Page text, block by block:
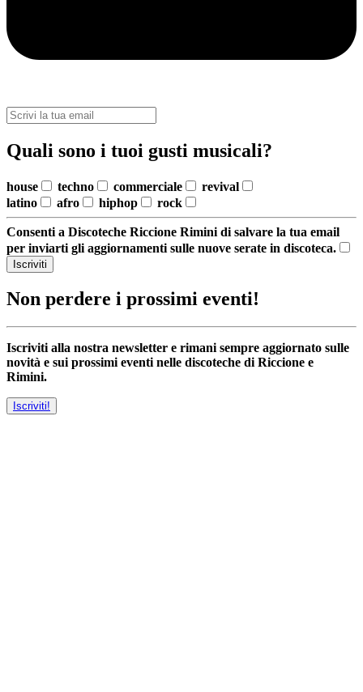
Quali sono i tuoi gusti musicali?
house techno commerciale
revival
latino
afro hiphop rock
Consenti a Discoteche Riccione Rimini di salvare la tua email
per inviarti gli aggiornamenti sulle nuove serate in discoteca.
Iscriviti
Non perdere i prossimi eventi!
Iscriviti alla nostra newsletter e rimani sempre aggiornato sulle
novità e sui prossimi eventi nelle discoteche di Riccione e
Rimini.
Iscriviti!